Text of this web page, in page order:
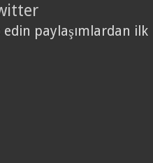
edin paylaşımlardan ilk